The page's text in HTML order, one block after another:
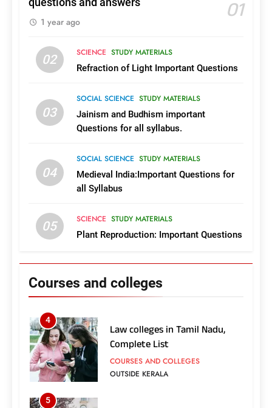
01
1 year ago
02 SCIENCE STUDY MATERIALS
Refraction of Light Important Questions
03
SOCIAL SCIENCE STUDY MATERIALS
Jainism and Budhism important
Questions for all syllabus.
04
SOCIAL SCIENCE STUDY MATERIALS
Medieval India:Important Questions for
all Syllabus
05 SCIENCE STUDY MATERIALS
Plant Reproduction: Important Questions
Courses and colleges
Complete List of Govt,Aided
2026ലെ കേരളത്തിലെ
സർക്കാർ, എയ്ഡഡ്
എൻജിനിയറിങ്
COURSES AND COLLEGES
2
എയിംസിൽ എം.എസ്‌.സി
നഴ്സിങ്ങും മറ്റ് പിജി
24 വരെ
OUTSIDE KERALA
3
ഇന്റഗ്രേറ്റഡ് പിജി:
അറിയേണ്ടതെല്ലാം
COURSES AND COLLEGES
4
Law colleges in Tamil Nadu,
Complete List
COURSES AND COLLEGES
OUTSIDE KERALA
5